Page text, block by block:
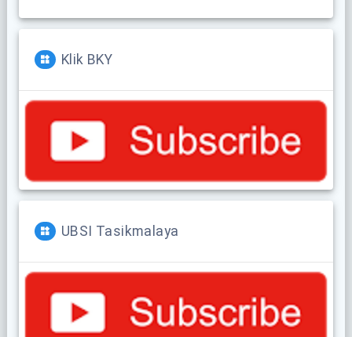
Klik BKY
UBSI Tasikmalaya